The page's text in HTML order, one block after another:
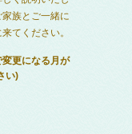
家族とご一緒に
てください。
更になる月が
い)